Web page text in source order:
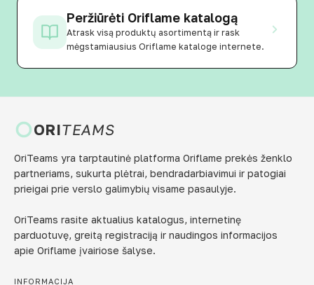
Peržiūrėti Oriflame katalogą
Atrask visą produktų asortimentą ir rask
mėgstamiausius Oriflame kataloge internete.
ORITEAMS
OriTeams yra tarptautinė platforma Oriflame prekės ženklo
partneriams, sukurta plėtrai, bendradarbiavimui ir patogiai
prieigai prie verslo galimybių visame pasaulyje.
OriTeams rasite aktualius katalogus, internetinę
parduotuvę, greitą registraciją ir naudingos informacijos
apie Oriflame įvairiose šalyse.
INFORMACIJA